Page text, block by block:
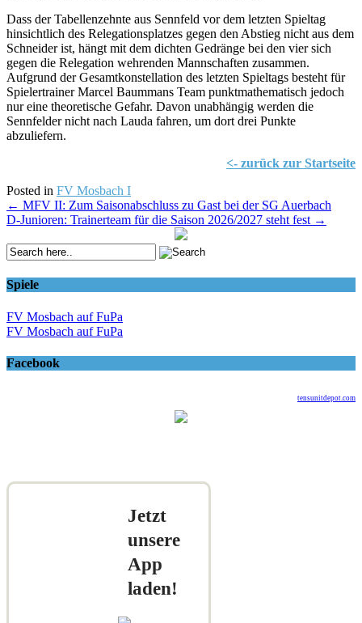
Dass der Tabellenzehnte aus Sennfeld vor dem letzten Spieltag
hinsichtlich des Relegationsplatzes gegen den Abstieg nicht aus dem
Schneider ist, hängt mit dem dichten Gedränge bei den vier sich
gegen die Relegation wehrenden Mannschaften zusammen.
Aufgrund der Gesamtkonstellation des letzten Spieltags besteht für
Spielertrainer Marcel Baummans Team punktmathematisch jedoch
nur eine theoretische Gefahr. Davon unabhängig werden die
Sennfelder nicht nach Lauda fahren, um dort drei Punkte
abzuliefern.
<- zurück zur Startseite
Posted in FV Mosbach I
Post
navigation
← MFV II: Zum Saisonabschluss zu Gast bei der SG Auerbach
D-Junioren: Trainerteam für die Saison 2026/2027 steht fest →
Spiele
FV Mosbach auf FuPa
FV Mosbach auf FuPa
Facebook
tensunitdepot.com
Jetzt
unsere
App
laden!